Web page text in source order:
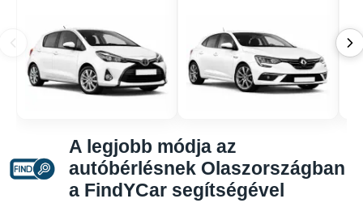
A legjobb módja az
autóbérlésnek Olaszországban
a FindYCar segítségével